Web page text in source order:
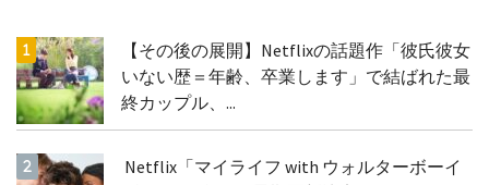
【その後の展開】Netflixの話題作「彼氏彼女
いない歴＝年齢、卒業します」で結ばれた最
終カップル、...
Netflix「マイライフ with ウォルターボーイ